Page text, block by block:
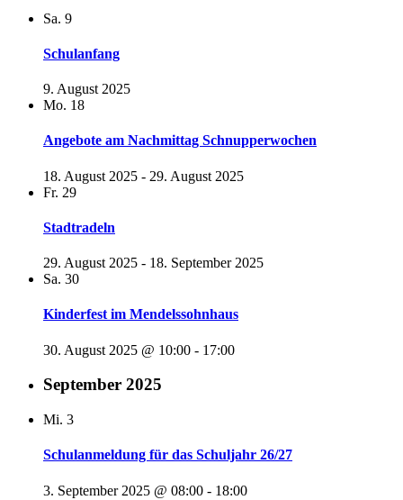
Sa. 9
Schulanfang
9. August 2025
Mo. 18
Angebote am Nachmittag Schnupperwochen
18. August 2025 - 29. August 2025
Fr. 29
Stadtradeln
29. August 2025 - 18. September 2025
Sa. 30
Kinderfest im Mendelssohnhaus
30. August 2025 @ 10:00 - 17:00
September 2025
Mi. 3
Schulanmeldung für das Schuljahr 26/27
3. September 2025 @ 08:00 - 18:00